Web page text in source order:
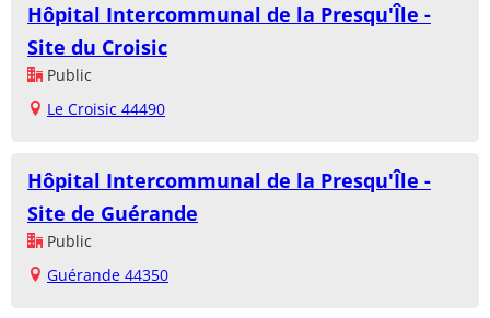
Hôpital Intercommunal de la Presqu'Île -
Site du Croisic
Public
Le Croisic 44490
Hôpital Intercommunal de la Presqu'Île -
Site de Guérande
Public
Guérande 44350